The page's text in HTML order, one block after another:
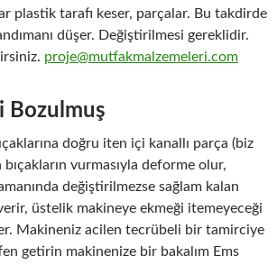
plastik tarafı keser, parçalar. Bu takdirde
düşer. Değiştirilmesi gereklidir.
proje@mutfakmalzemeleri.com
Bozulmuş
doğru iten içi kanallı parça (biz
vurmasıyla deforme olur,
değiştirilmezse sağlam kalan
üstelik makineye ekmeği itemeyeceği
Makineniz acilen tecrübeli bir tamirciye
getirin makinenize bir bakalım Ems